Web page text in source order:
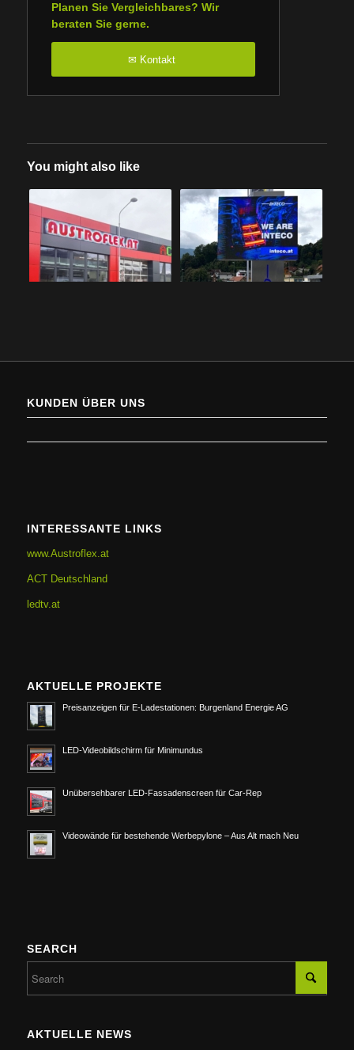
Planen Sie Vergleichbares? Wir
beraten Sie gerne.
✉ Kontakt
You might also like
KUNDEN ÜBER UNS
INTERESSANTE LINKS
www.Austroflex.at
ACT Deutschland
ledtv.at
AKTUELLE PROJEKTE
Preisanzeigen für E-Ladestationen: Burgenland Energie AG
LED-Videobildschirm für Minimundus
Unübersehbarer LED-Fassadenscreen für Car-Rep
Videowände für bestehende Werbepylone – Aus Alt mach Neu
SEARCH
AKTUELLE NEWS